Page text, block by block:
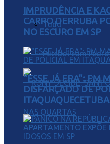
Tudo
Futebol com
IMPRUDÊNCIA E
CARRO DERRUBA
NO ESCURO EM SP
“ESSE JÁ ERA”: PM
DISFARÇADO DE
ITAQUAQUECETUBA